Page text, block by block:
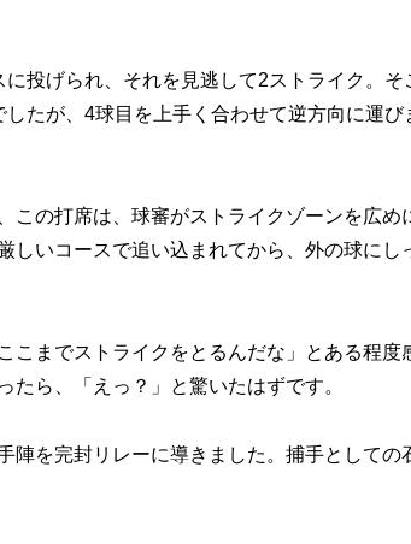
投げられ、それを見逃して2ストライク。そ
たが、4球目を上手く合わせて逆方向に運び
の打席は、球審がストライクゾーンを広め
しいコースで追い込まれてから、外の球にし
までストライクをとるんだな」とある程度
ら、「えっ？」と驚いたはずです。
を完封リレーに導きました。捕手としての